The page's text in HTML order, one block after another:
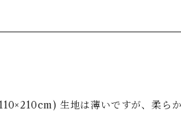
多少の風合いはご了
入れしていただけます。
らかくチクチクしな